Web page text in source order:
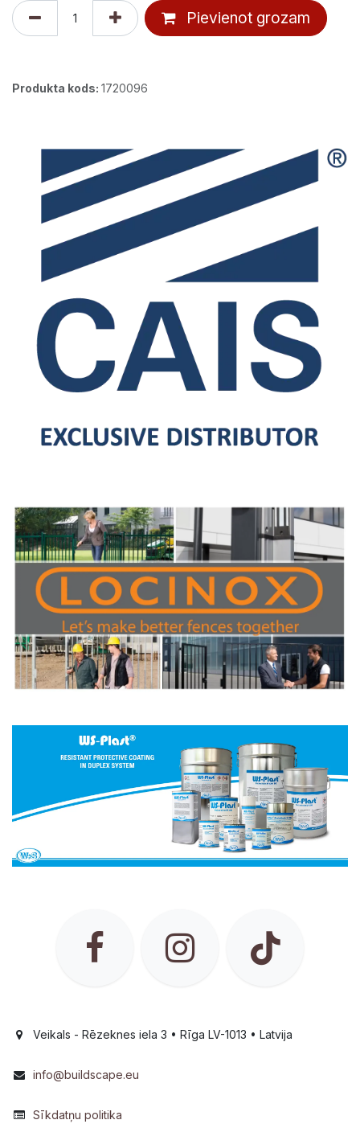
Pievienot grozam
Produkta kods: 1720096
Veikals - Rēzeknes iela 3 • Rīga LV-1013 • Latvija
info@buildscape.eu
Sīkdatņu politika